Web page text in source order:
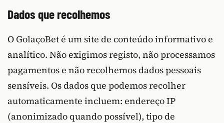
Dados que recolhemos
O GolaçoBet é um site de conteúdo informativo e
analítico. Não exigimos registo, não processamos
pagamentos e não recolhemos dados pessoais
sensíveis. Os dados que podemos recolher
automaticamente incluem: endereço IP
(anonimizado quando possível), tipo de